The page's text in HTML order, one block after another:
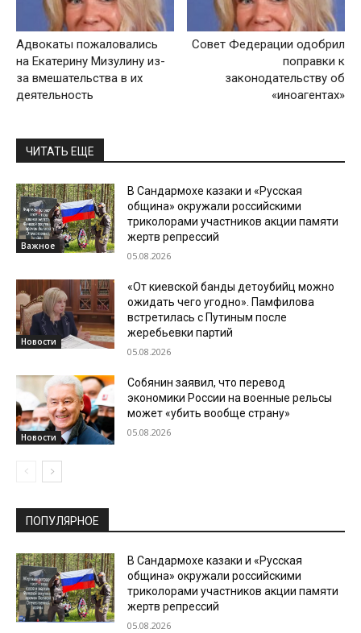
Адвокаты пожаловались
на Екатерину Мизулину из-
за вмешательства в их
деятельность
Совет Федерации одобрил
поправки к
законодательству об
«иноагентах»
ЧИТАТЬ ЕЩЕ
Важное
В Сандармохе казаки и «Русская
община» окружали российскими
триколорами участников акции памяти
жертв репрессий
05.08.2026
Новости
«От киевской банды детоубийц можно
ожидать чего угодно». Памфилова
встретилась с Путиным после
жеребьевки партий
05.08.2026
Новости
Собянин заявил, что перевод
экономики России на военные рельсы
может «убить вообще страну»
05.08.2026
ПОПУЛЯРНОЕ
В Сандармохе казаки и «Русская
община» окружали российскими
триколорами участников акции памяти
жертв репрессий
05.08.2026